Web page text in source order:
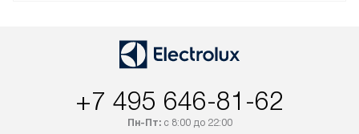
+7 495 646-81-62
Пн-Пт:с 8:00 до 22:00